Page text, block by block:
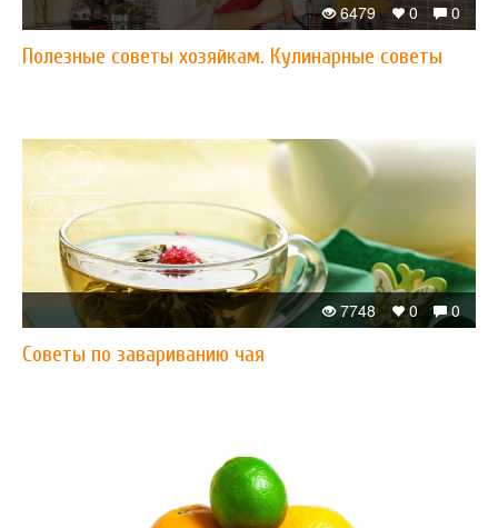
0
0
6479
Полезные советы хозяйкам. Кулинарные советы
0
0
7748
Советы по завариванию чая